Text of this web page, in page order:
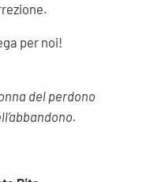
per noi!
del perdono